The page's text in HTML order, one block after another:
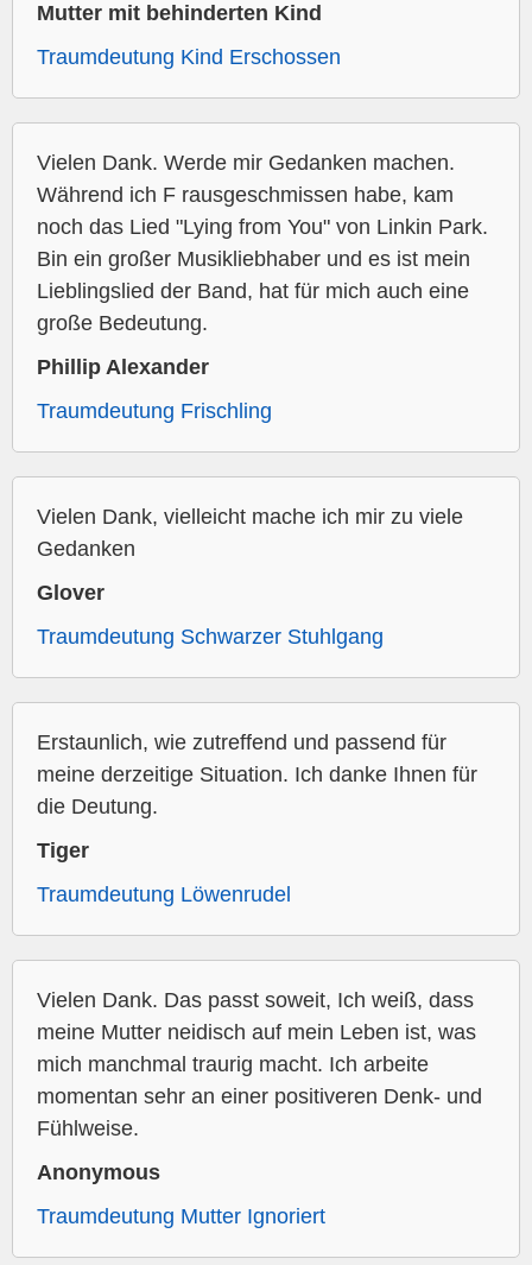
Mutter mit behinderten Kind
Traumdeutung Kind Erschossen
Vielen Dank. Werde mir Gedanken machen.
Während ich F rausgeschmissen habe, kam
noch das Lied "Lying from You" von Linkin Park.
Bin ein großer Musikliebhaber und es ist mein
Lieblingslied der Band, hat für mich auch eine
große Bedeutung.
Phillip Alexander
Traumdeutung Frischling
Vielen Dank, vielleicht mache ich mir zu viele
Gedanken
Glover
Traumdeutung Schwarzer Stuhlgang
Erstaunlich, wie zutreffend und passend für
meine derzeitige Situation. Ich danke Ihnen für
die Deutung.
Tiger
Traumdeutung Löwenrudel
Vielen Dank. Das passt soweit, Ich weiß, dass
meine Mutter neidisch auf mein Leben ist, was
mich manchmal traurig macht. Ich arbeite
momentan sehr an einer positiveren Denk- und
Fühlweise.
Anonymous
Traumdeutung Mutter Ignoriert